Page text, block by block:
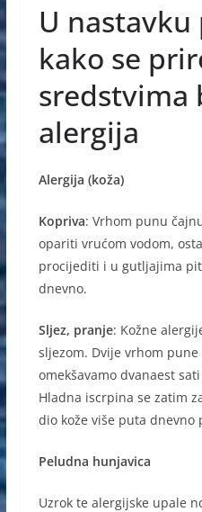
U
kako se
alergija
Alergija (koža)
Kopriva: Vrhom punu
opariti vrućom vodom,
procijediti i u gutljajima
dnevno.
Sljez, pranje: Kožne
sljezom. Dvije vrhom
omekšavamo dvanaest
Hladna iscrpina se zatim
dio kože više puta dnevno
Peludna hunjavica
Uzrok te alergijske upale